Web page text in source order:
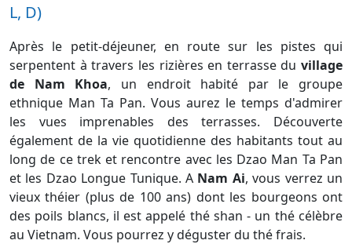
L, D)
Après le petit-déjeuner, en route sur les pistes qui
serpentent à travers les rizières en terrasse du village
de Nam Khoa, un endroit habité par le groupe
ethnique Man Ta Pan. Vous aurez le temps d'admirer
les vues imprenables des terrasses. Découverte
également de la vie quotidienne des habitants tout au
long de ce trek et rencontre avec les Dzao Man Ta Pan
et les Dzao Longue Tunique. A Nam Ai, vous verrez un
vieux théier (plus de 100 ans) dont les bourgeons ont
des poils blancs, il est appelé thé shan - un thé célèbre
au Vietnam. Vous pourrez y déguster du thé frais.